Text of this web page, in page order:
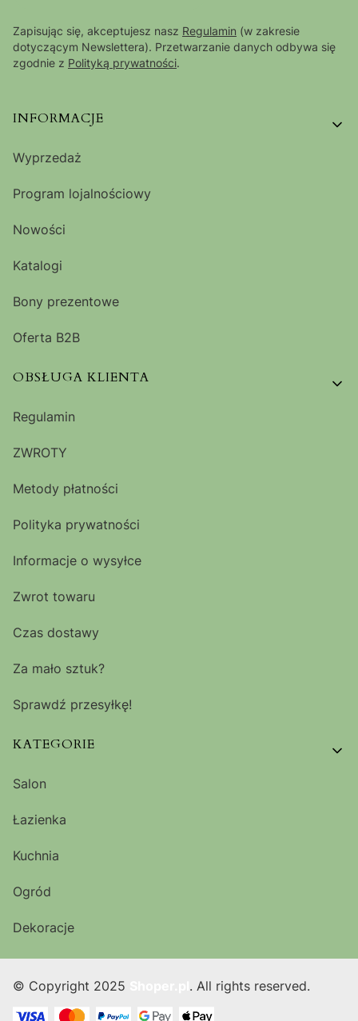
Zapisując się, akceptujesz nasz Regulamin (w zakresie
dotyczącym Newslettera). Przetwarzanie danych odbywa się
zgodnie z Polityką prywatności.
Linki w stopce
INFORMACJE
Wyprzedaż
Program lojalnościowy
Nowości
Katalogi
Bony prezentowe
Oferta B2B
OBSŁUGA KLIENTA
Regulamin
ZWROTY
Metody płatności
Polityka prywatności
Informacje o wysyłce
Zwrot towaru
Czas dostawy
Za mało sztuk?
Sprawdź przesyłkę!
KATEGORIE
Salon
Łazienka
Kuchnia
Ogród
Dekoracje
© Copyright 2025 . All rights reserved.